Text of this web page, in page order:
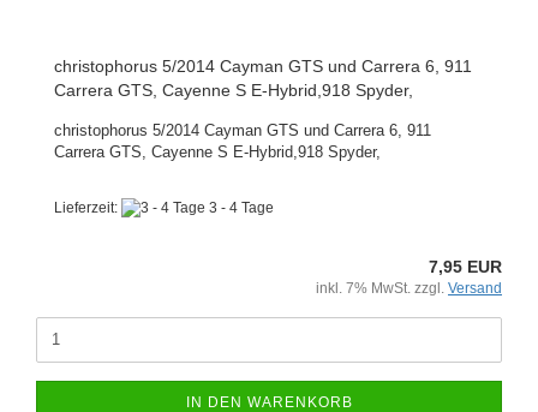
christophorus 5/2014 Cayman GTS und Carrera 6, 911
Carrera GTS, Cayenne S E-Hybrid,918 Spyder,
christophorus 5/2014 Cayman GTS und Carrera 6, 911
Carrera GTS, Cayenne S E-Hybrid,918 Spyder,
Lieferzeit: 3 - 4 Tage
7,95 EUR
inkl. 7% MwSt. zzgl. Versand
IN DEN WARENKORB